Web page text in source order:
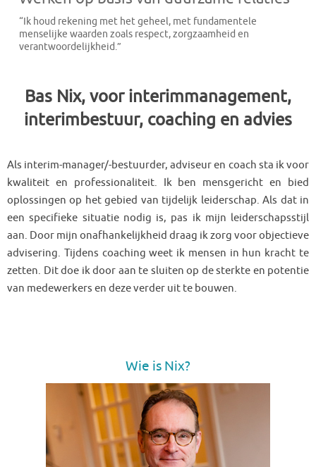
“Ik houd rekening met het geheel, met fundamentele
menselijke waarden zoals respect, zorgzaamheid en
verantwoordelijkheid.”
Bas Nix, voor interimmanagement,
interimbestuur, coaching en advies
Als interim-manager/-bestuurder, adviseur en coach sta ik voor
kwaliteit en professionaliteit. Ik ben mensgericht en bied
oplossingen op het gebied van tijdelijk leiderschap. Als dat in
een specifieke situatie nodig is, pas ik mijn leiderschapsstijl
aan. Door mijn onafhankelijkheid draag ik zorg voor objectieve
advisering. Tijdens coaching weet ik mensen in hun kracht te
zetten. Dit doe ik door aan te sluiten op de sterkte en potentie
van medewerkers en deze verder uit te bouwen.
Wie is Nix?